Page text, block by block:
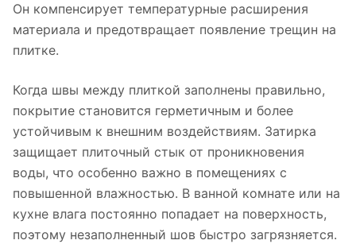
Он компенсирует температурные расширения
материала и предотвращает появление трещин на
плитке.
Когда швы между плиткой заполнены правильно,
покрытие становится герметичным и более
устойчивым к внешним воздействиям. Затирка
защищает плиточный стык от проникновения
воды, что особенно важно в помещениях с
повышенной влажностью. В ванной комнате или на
кухне влага постоянно попадает на поверхность,
поэтому незаполненный шов быстро загрязняется.